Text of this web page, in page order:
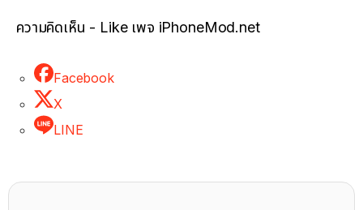
ความคิดเห็น - Like เพจ iPhoneMod.net
Facebook
X
LINE